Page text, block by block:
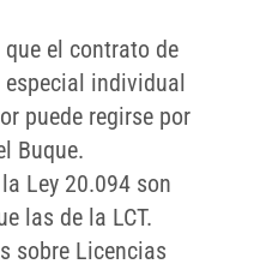
el contrato de
individual
puede regirse por
Buque.
Ley 20.094 son
las de la LCT.
sobre Licencias